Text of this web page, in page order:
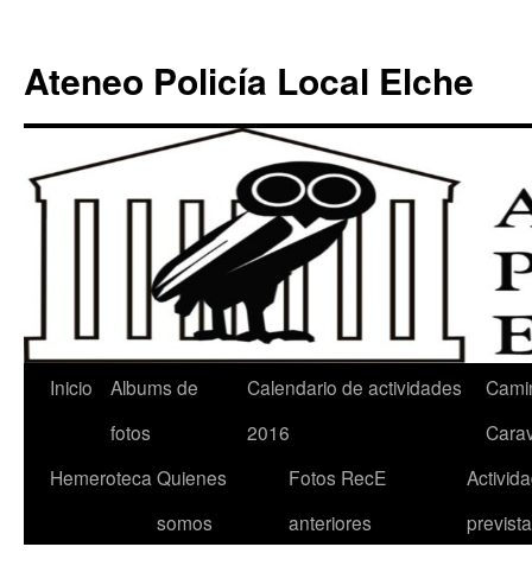
Ateneo Policía Local Elche
Inicio
Albums de
fotos
Calendario de actividades
2016
Hemeroteca Quienes
somos
Fotos RecE
anteriores